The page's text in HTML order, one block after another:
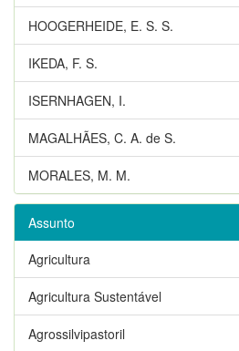
HOOGERHEIDE, E. S. S.
IKEDA, F. S.
ISERNHAGEN, I.
MAGALHÃES, C. A. de S.
MORALES, M. M.
Assunto
Agricultura
Agricultura Sustentável
Agrossilvipastoril